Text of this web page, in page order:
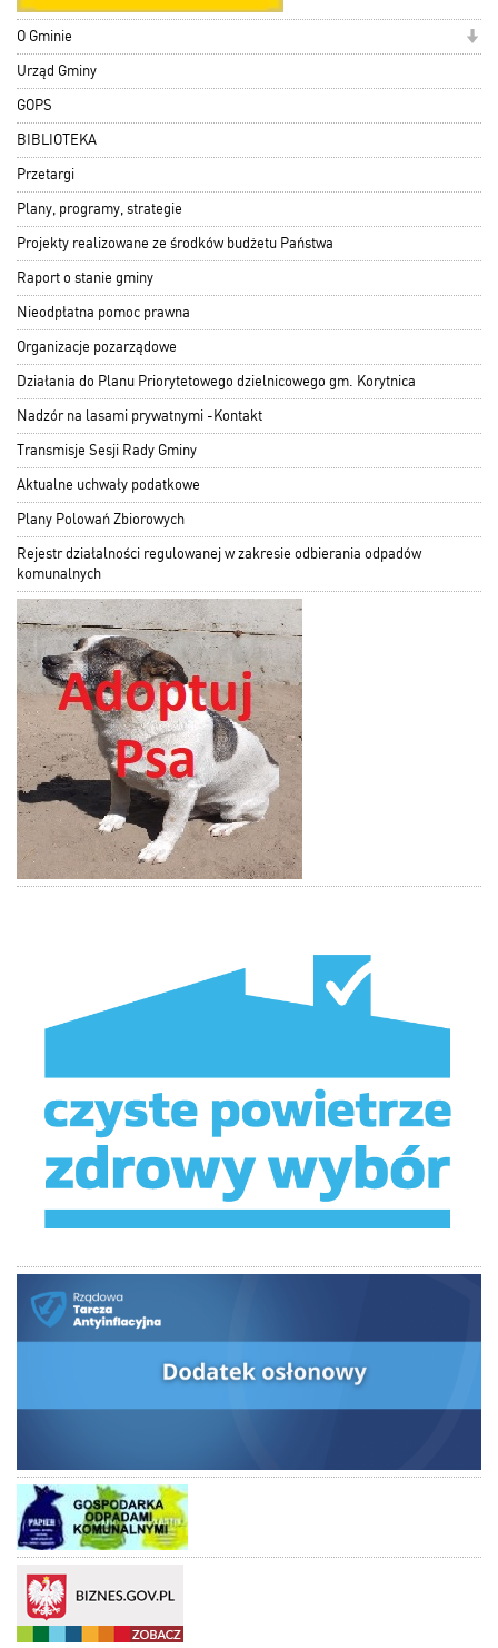
O Gminie
Urząd Gminy
GOPS
BIBLIOTEKA
Przetargi
Plany, programy, strategie
Projekty realizowane ze środków budżetu Państwa
Raport o stanie gminy
Nieodpłatna pomoc prawna
Organizacje pozarządowe
Działania do Planu Priorytetowego dzielnicowego gm. Korytnica
Nadzór na lasami prywatnymi -Kontakt
Transmisje Sesji Rady Gminy
Aktualne uchwały podatkowe
Plany Polowań Zbiorowych
Rejestr działalności regulowanej w zakresie odbierania odpadów
komunalnych